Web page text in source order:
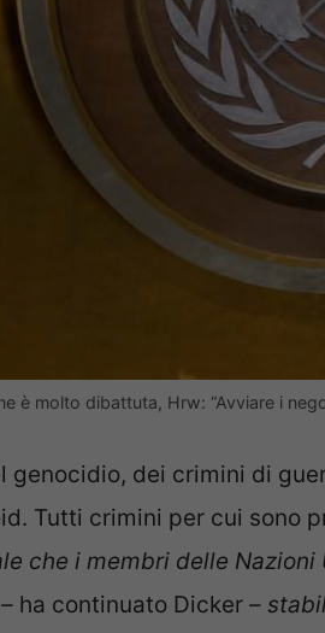
è molto dibattuta, Hrw: “Avviare i
genocidio, dei crimini di
Tutti crimini per cui sono
che i membri delle
ha continuato Dicker –